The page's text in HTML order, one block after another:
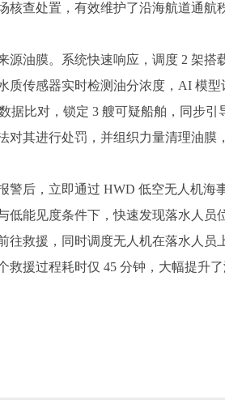
查处置，有效维护了沿海航道通航
膜。系统快速响应，调度 2 架搭
传感器实时检测油分浓度，AI 模
据比对，锁定 3 艘可疑船舶，同步
其进行处罚，并组织力量清理油膜
，立即通过 HWD 低空无人机海
能见度条件下，快速发现落水人员
救援，同时调度无人机在落水人员
援过程耗时仅 45 分钟，大幅提升了